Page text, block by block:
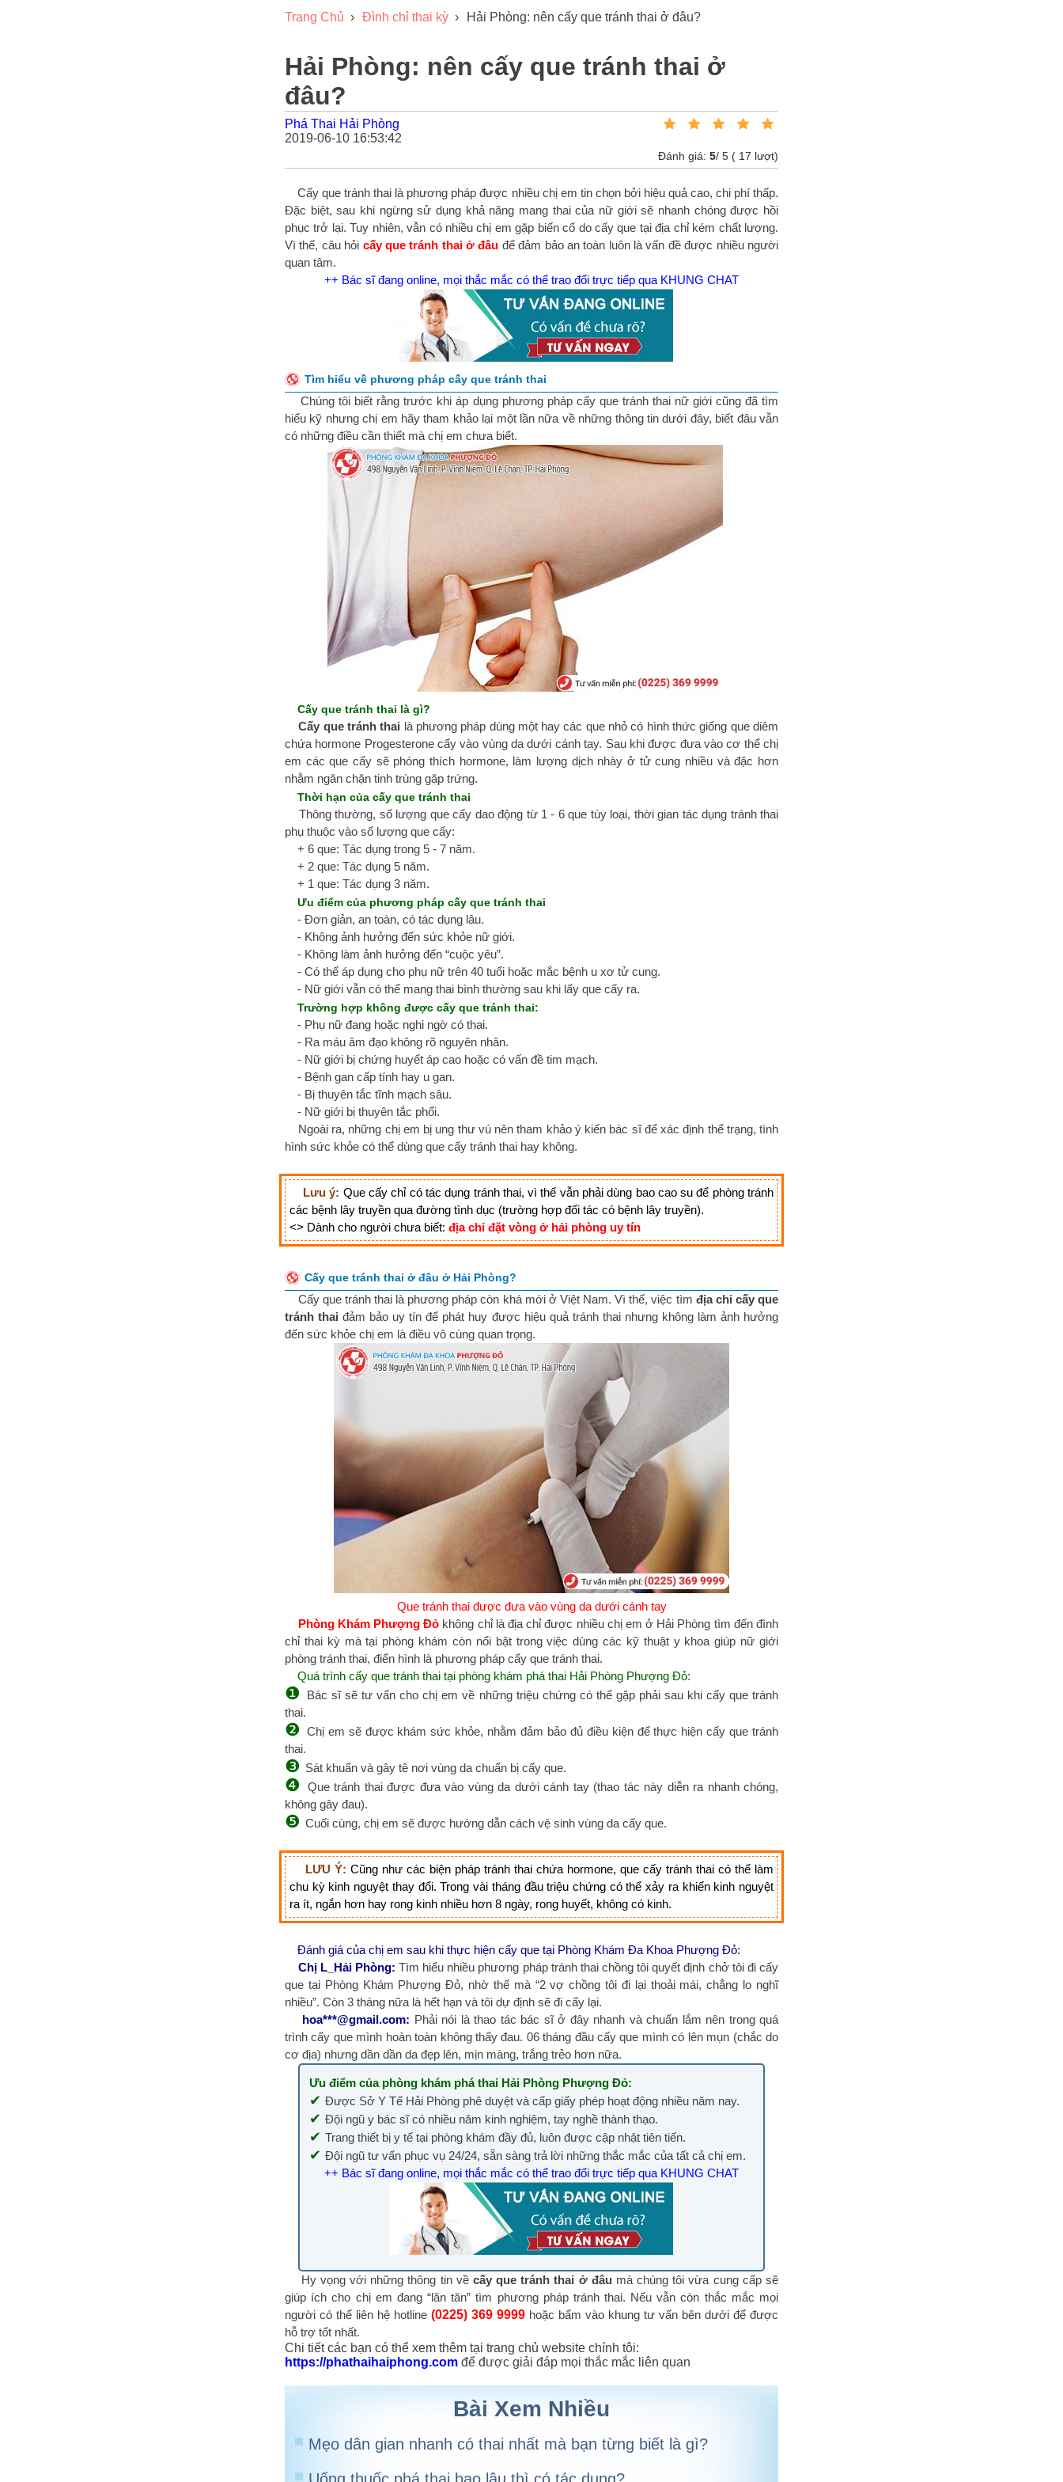
Trang Chủ › Đình chỉ thai kỳ › Hải Phòng: nên cấy que tránh thai ở đâu?
Hải Phòng: nên cấy que tránh thai ở
đâu?
Phá Thai Hải Phòng
2019-06-10 16:53:42
Đánh giá: 5/ 5 ( 17 lượt)
Cấy que tránh thai là phương pháp được nhiều chị em tin chọn bởi hiệu quả cao, chi phí thấp.
Đặc biệt, sau khi ngừng sử dụng khả năng mang thai của nữ giới sẽ nhanh chóng được hồi
phục trở lại. Tuy nhiên, vẫn có nhiều chị em gặp biến cố do cấy que tại địa chỉ kém chất lượng.
Vì thế, câu hỏi cấy que tránh thai ở đâu để đảm bảo an toàn luôn là vấn đề được nhiều người
quan tâm.
++ Bác sĩ đang online, mọi thắc mắc có thể trao đổi trực tiếp qua KHUNG CHAT
Tìm hiểu về phương pháp cấy que tránh thai
Chúng tôi biết rằng trước khi áp dụng phương pháp cấy que tránh thai nữ giới cũng đã tìm
hiểu kỹ nhưng chị em hãy tham khảo lại một lần nữa về những thông tin dưới đây, biết đâu vẫn
có những điều cần thiết mà chị em chưa biết.
Cấy que tránh thai là gì?
Cấy que tránh thai là phương pháp dùng một hay các que nhỏ có hình thức giống que diêm
chứa hormone Progesterone cấy vào vùng da dưới cánh tay. Sau khi được đưa vào cơ thể chị
em các que cấy sẽ phóng thích hormone, làm lượng dịch nhày ở tử cung nhiều và đặc hơn
nhằm ngăn chặn tinh trùng gặp trứng.
Thời hạn của cấy que tránh thai
Thông thường, số lượng que cấy dao động từ 1 - 6 que tùy loại, thời gian tác dụng tránh thai
phụ thuộc vào số lượng que cấy:
+ 6 que: Tác dụng trong 5 - 7 năm.
+ 2 que: Tác dụng 5 năm.
+ 1 que: Tác dụng 3 năm.
Ưu điểm của phương pháp cấy que tránh thai
- Đơn giản, an toàn, có tác dụng lâu.
- Không ảnh hưởng đến sức khỏe nữ giới.
- Không làm ảnh hưởng đến “cuộc yêu”.
- Có thể áp dụng cho phụ nữ trên 40 tuổi hoặc mắc bệnh u xơ tử cung.
- Nữ giới vẫn có thể mang thai bình thường sau khi lấy que cấy ra.
Trường hợp không được cấy que tránh thai:
- Phụ nữ đang hoặc nghi ngờ có thai.
- Ra máu âm đạo không rõ nguyên nhân.
- Nữ giới bị chứng huyết áp cao hoặc có vấn đề tim mạch.
- Bệnh gan cấp tính hay u gan.
- Bị thuyên tắc tĩnh mạch sâu.
- Nữ giới bị thuyên tắc phổi.
Ngoài ra, những chị em bị ung thư vú nên tham khảo ý kiến bác sĩ để xác định thể trạng, tình
hình sức khỏe có thể dùng que cấy tránh thai hay không.
Lưu ý: Que cấy chỉ có tác dụng tránh thai, vì thế vẫn phải dùng bao cao su để phòng tránh
các bệnh lây truyền qua đường tình dục (trường hợp đối tác có bệnh lây truyền).
<> Dành cho người chưa biết: địa chỉ đặt vòng ở hải phòng uy tín
Cấy que tránh thai ở đâu ở Hải Phòng?
Cấy que tránh thai là phương pháp còn khá mới ở Việt Nam. Vì thế, việc tìm địa chỉ cấy que
tránh thai đảm bảo uy tín để phát huy được hiệu quả tránh thai nhưng không làm ảnh hưởng
đến sức khỏe chị em là điều vô cùng quan trọng.
Que tránh thai được đưa vào vùng da dưới cánh tay
Phòng Khám Phượng Đỏ không chỉ là địa chỉ được nhiều chị em ở Hải Phòng tìm đến đình
chỉ thai kỳ mà tại phòng khám còn nổi bật trong việc dùng các kỹ thuật y khoa giúp nữ giới
phòng tránh thai, điển hình là phương pháp cấy que tránh thai.
Quá trình cấy que tránh thai tại phòng khám phá thai Hải Phòng Phượng Đỏ:
❶
Bác sĩ sẽ tư vấn cho chị em về những triệu chứng có thể gặp phải sau khi cấy que tránh
thai.
❷ Chị em sẽ được khám sức khỏe, nhằm đảm bảo đủ điều kiện để thực hiện cấy que tránh
thai.
❸ Sát khuẩn và gây tê nơi vùng da chuẩn bị cấy que.
❹
Que tránh thai được đưa vào vùng da dưới cánh tay (thao tác này diễn ra nhanh chóng,
không gây đau).
❺ Cuối cùng, chị em sẽ được hướng dẫn cách vệ sinh vùng da cấy que.
LƯU Ý: Cũng như các biện pháp tránh thai chứa hormone, que cấy tránh thai có thể làm
chu kỳ kinh nguyệt thay đổi. Trong vài tháng đầu triệu chứng có thể xảy ra khiến kinh nguyệt
ra ít, ngắn hơn hay rong kinh nhiều hơn 8 ngày, rong huyết, không có kinh.
Đánh giá của chị em sau khi thực hiện cấy que tại Phòng Khám Đa Khoa Phượng Đỏ:
Chị L_Hải Phòng: Tìm hiểu nhiều phương pháp tránh thai chồng tôi quyết định chở tôi đi cấy
que tại Phòng Khám Phượng Đỏ, nhờ thế mà “2 vợ chồng tôi đi lại thoải mái, chẳng lo nghĩ
nhiều”. Còn 3 tháng nữa là hết hạn và tôi dự định sẽ đi cấy lại.
hoa***@gmail.com: Phải nói là thao tác bác sĩ ở đây nhanh và chuẩn lắm nên trong quá
trình cấy que mình hoàn toàn không thấy đau. 06 tháng đầu cấy que mình có lên mụn (chắc do
cơ địa) nhưng dần dần da đẹp lên, mịn màng, trắng trẻo hơn nữa.
Ưu điểm của phòng khám phá thai Hải Phòng Phượng Đỏ:
✔Được Sở Y Tế Hải Phòng phê duyệt và cấp giấy phép hoạt động nhiều năm nay.
✔Đội ngũ y bác sĩ có nhiều năm kinh nghiệm, tay nghề thành thạo.
✔Trang thiết bị y tế tại phòng khám đầy đủ, luôn được cập nhật tiên tiến.
✔Đội ngũ tư vấn phục vụ 24/24, sẵn sàng trả lời những thắc mắc của tất cả chị em.
++ Bác sĩ đang online, mọi thắc mắc có thể trao đổi trực tiếp qua KHUNG CHAT
Hy vọng với những thông tin về cấy que tránh thai ở đâu mà chúng tôi vừa cung cấp sẽ
giúp ích cho chị em đang “lăn tăn” tìm phương pháp tránh thai. Nếu vẫn còn thắc mắc mọi
người có thể liên hệ hotline (0225) 369 9999 hoặc bấm vào khung tư vấn bên dưới để được
hỗ trợ tốt nhất.
Chi tiết các bạn có thể xem thêm tại trang chủ website chính tôi:
https://phathaihaiphong.com để được giải đáp mọi thắc mắc liên quan
Bài Xem Nhiều
Mẹo dân gian nhanh có thai nhất mà bạn từng biết là gì?